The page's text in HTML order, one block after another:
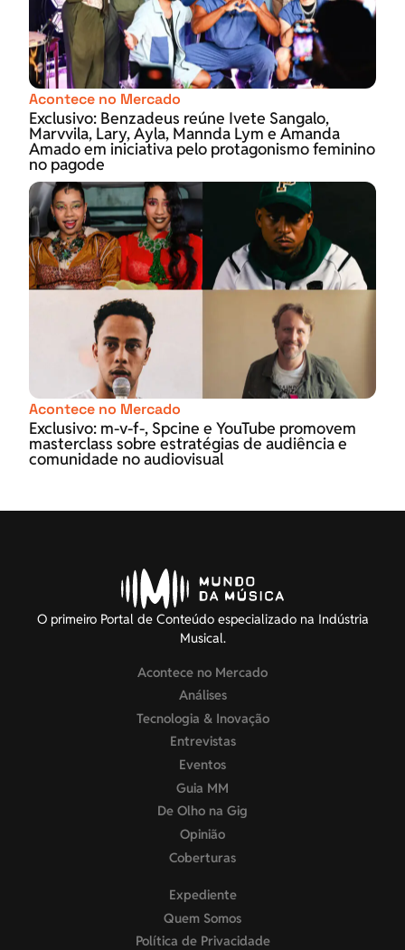
Acontece no Mercado
Exclusivo: Benzadeus reúne Ivete Sangalo,
Marvvila, Lary, Ayla, Mannda Lym e Amanda
Amado em iniciativa pelo protagonismo feminino
no pagode
Acontece no Mercado
Exclusivo: m-v-f-, Spcine e YouTube promovem
masterclass sobre estratégias de audiência e
comunidade no audiovisual
O primeiro Portal de Conteúdo especializado na Indústria
Musical.
Acontece no Mercado
Análises
Tecnologia & Inovação
Entrevistas
Eventos
Guia MM
De Olho na Gig
Opinião
Coberturas
Expediente
Quem Somos
Política de Privacidade